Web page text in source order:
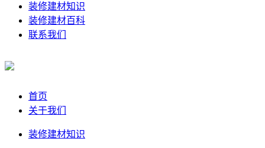
装修建材知识
装修建材百科
联系我们
首页
关于我们
装修建材知识